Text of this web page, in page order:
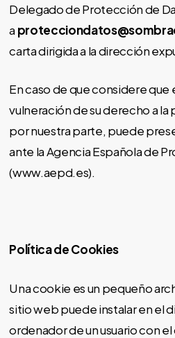
Delegado de Protección de
a
carta dirigida a la dirección
En caso de que considere que
vulneración de su derecho a
por nuestra parte, puede
ante la Agencia Española de
(www.aepd.es).
Política de Cookies
Una cookie es un pequeño
sitio web puede instalar en el
ordenador de un usuario con